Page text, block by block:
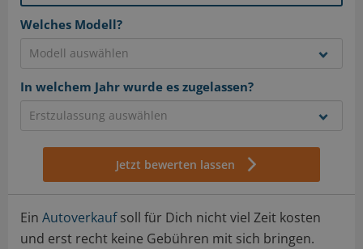
Welches Modell?
In welchem Jahr wurde es zugelassen?
Jetzt bewerten lassen
Ein Autoverkaufsoll für Dich nicht viel Zeit kosten
und erst recht keine Gebühren mit sich bringen.